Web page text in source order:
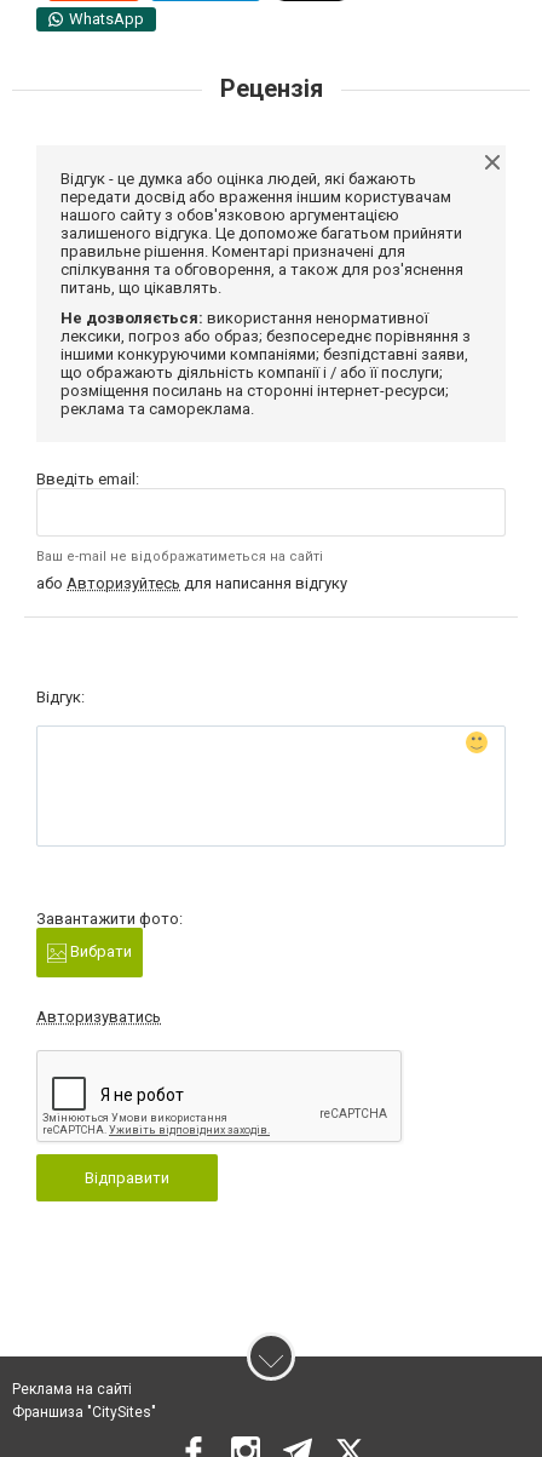
WhatsApp
Рецензія
Відгук - це думка або оцінка людей, які бажають
передати досвід або враження іншим користувачам
нашого сайту з обов'язковою аргументацією
залишеного відгука. Це допоможе багатьом прийняти
правильне рішення. Коментарі призначені для
спілкування та обговорення, а також для роз'яснення
питань, що цікавлять.
Не дозволяється: використання ненормативної
лексики, погроз або образ; безпосереднє порівняння з
іншими конкуруючими компаніями; безпідставні заяви,
що ображають діяльність компанії і / або її послуги;
розміщення посилань на сторонні інтернет-ресурси;
реклама та самореклама.
Введіть email:
Ваш e-mail не відображатиметься на сайті
або Авторизуйтесь для написання відгуку
Відгук:
Завантажити фото:
Вибрати
Авторизуватись
Відправити
Реклама на сайті
Франшиза "CitySites"